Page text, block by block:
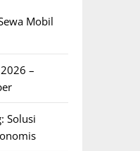
Mobil
–
Solusi